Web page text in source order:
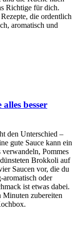
Richtige für dich.
die ordentlich
aromatisch und
besser
den Unterschied –
gute Sauce kann ein
verwandeln, Pommes
Brokkoli auf
Saucen vor, die du
oder
ist etwas dabei.
Minuten zubereiten